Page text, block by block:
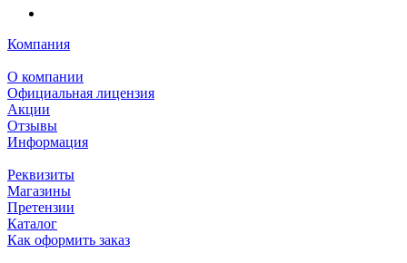
Компания
О компании
Официальная лицензия
Акции
Отзывы
Информация
Реквизиты
Магазины
Претензии
Каталог
Как оформить заказ